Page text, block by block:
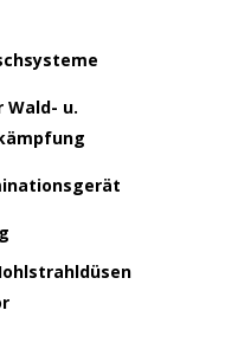
Wald- u.